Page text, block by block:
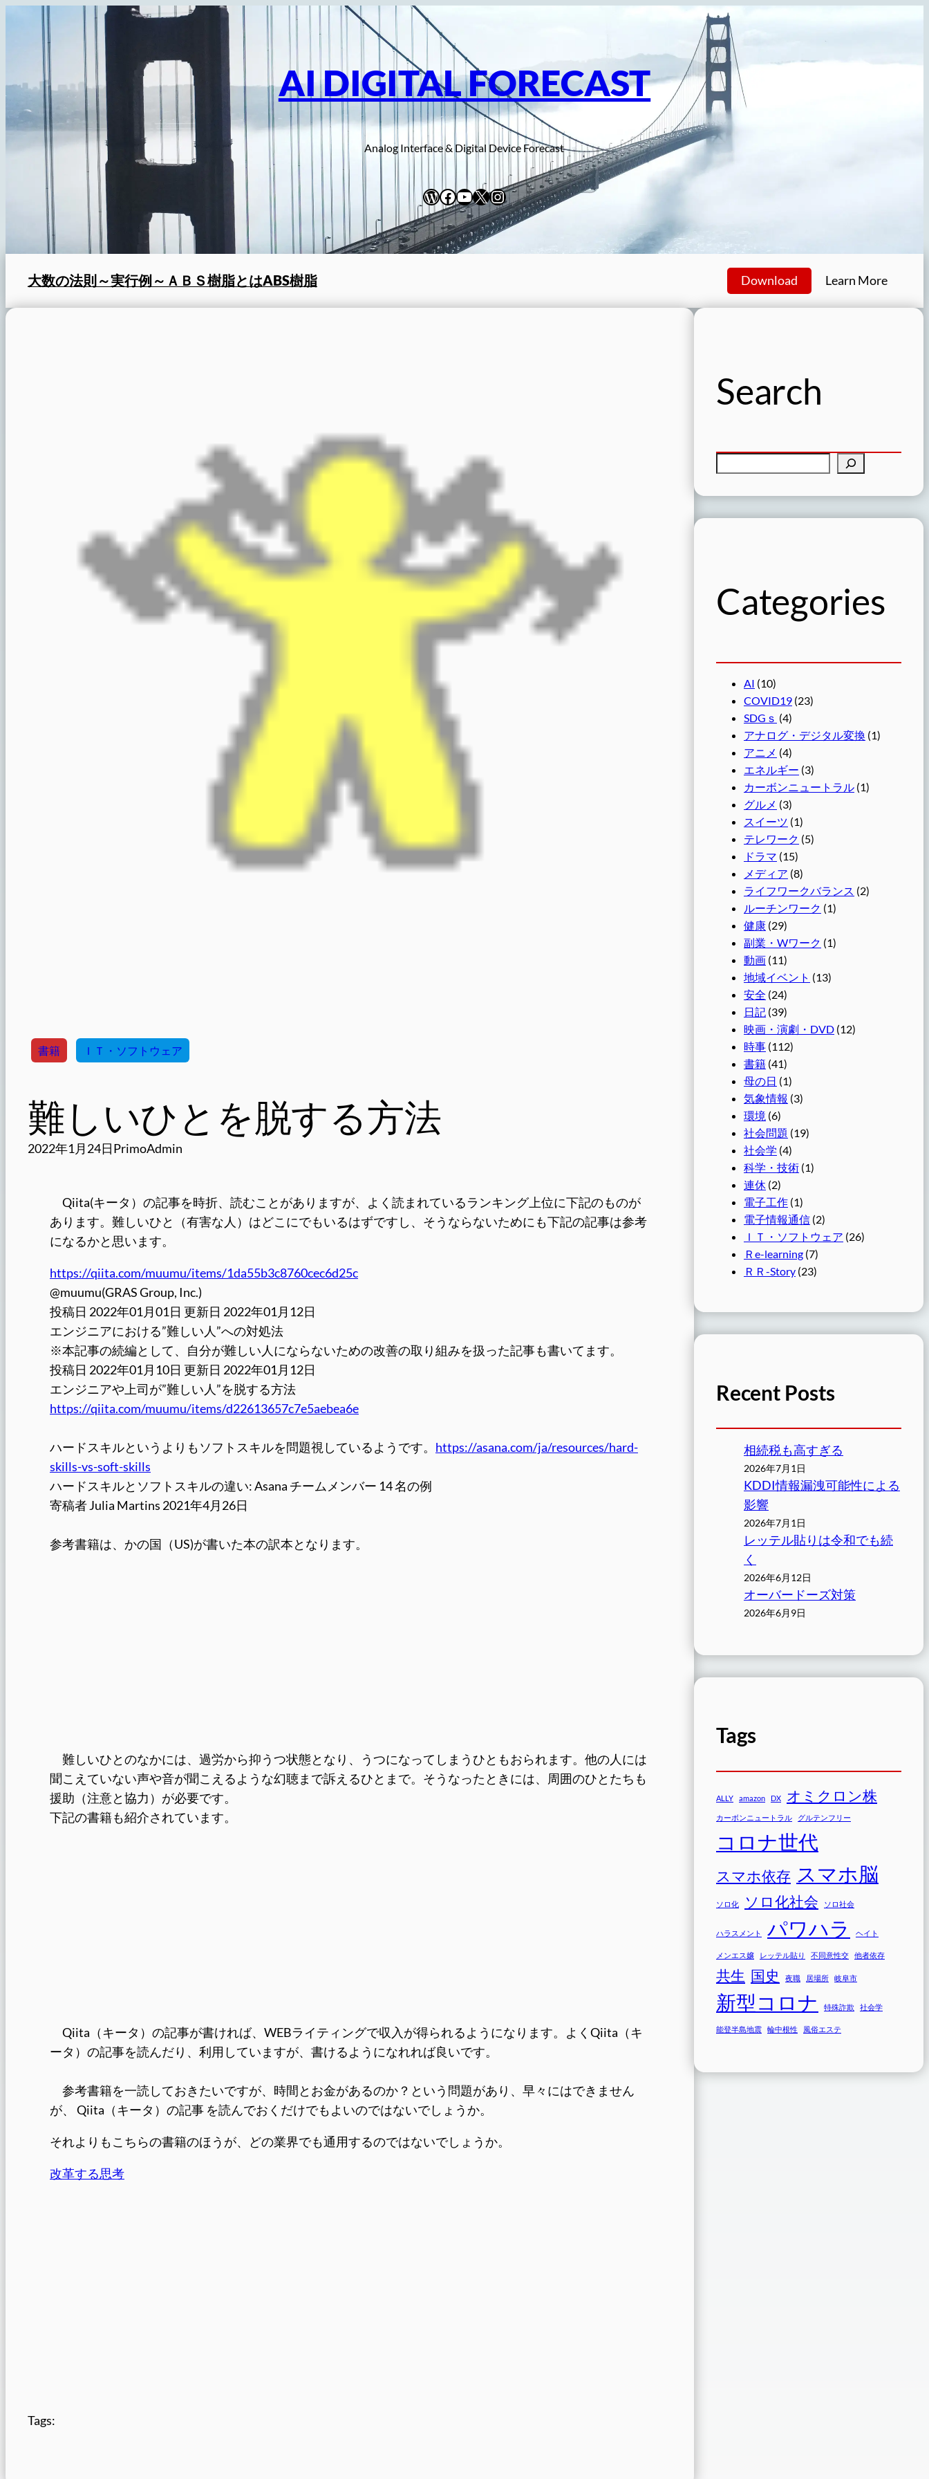
プ
AI DIGITAL FORECAST
Analog Interface & Digital Device Forecast
WordPress
Facebook
YouTube
X Instagram
大数の法則～実行例～ ＡＢＳ樹脂とはABS樹脂 Download Learn More
書籍 ＩＴ・ソフトウェア
難しいひとを脱する方法
2022年1月24日PrimoAdmin
Qiita(キータ）の記事を時折、読むことがありますが、よく読まれているランキング上位に下記のものが
あります。難しいひと（有害な人）はどこにでもいるはずですし、そうならないためにも下記の記事は参考
になるかと思います。
https://qiita.com/muumu/items/1da55b3c8760cec6d25c
@muumu(GRAS Group, Inc.)
投稿日 2022年01月01日 更新日 2022年01月12日
エンジニアにおける”難しい人”への対処法
※本記事の続編として、自分が難しい人にならないための改善の取り組みを扱った記事も書いてます。
投稿日 2022年01月10日 更新日 2022年01月12日
エンジニアや上司が”難しい人”を脱する方法
https://qiita.com/muumu/items/d22613657c7e5aebea6e
ハードスキルというよりもソフトスキルを問題視しているようです。 https://asana.com/ja/resources/hard-
skills-vs-soft-skills
ハードスキルとソフトスキルの違い: Asana チームメンバー 14 名の例
寄稿者 Julia Martins 2021年4月26日
参考書籍は、かの国（US)が書いた本の訳本となります。
難しいひとのなかには、過労から抑うつ状態となり、うつになってしまうひともおられます。他の人には
聞こえていない声や音が聞こえるような幻聴まで訴えるひとまで。そうなったときには、周囲のひとたちも
援助（注意と協力）が必要です。
下記の書籍も紹介されています。
Qiita（キータ）の記事が書ければ、WEBライティングで収入が得られるようになります。よくQiita（キ
ータ）の記事を読んだり、利用していますが、書けるようになれれば良いです。
参考書籍を一読しておきたいですが、時間とお金があるのか？という問題があり、早々にはできません
が、 Qiita（キータ）の記事 を読んでおくだけでもよいのではないでしょうか。
それよりもこちらの書籍のほうが、どの業界でも通用するのではないでしょうか。
改革する思考
Tags:
Search
Categories
AI (10)
COVID19 (23)
SDGｓ (4)
アナログ・デジタル変換 (1)
アニメ (4)
エネルギー (3)
カーボンニュートラル (1)
グルメ (3)
スイーツ (1)
テレワーク (5)
ドラマ (15)
メディア (8)
ライフワークバランス (2)
ルーチンワーク (1)
健康 (29)
副業・Wワーク (1)
動画 (11)
地域イベント (13)
安全 (24)
日記 (39)
映画・演劇・DVD (12)
時事 (112)
書籍 (41)
母の日 (1)
気象情報 (3)
環境 (6)
社会問題 (19)
社会学 (4)
科学・技術 (1)
連休 (2)
電子工作 (1)
電子情報通信 (2)
ＩＴ・ソフトウェア (26)
Ｒe-learning (7)
ＲＲ-Story (23)
Recent Posts
相続税も高すぎる
2026年7月1日
KDDI情報漏洩可能性による
影響
2026年7月1日
レッテル貼りは令和でも続
く
2026年6月12日
オーバードーズ対策
2026年6月9日
Tags
ALLY amazon DX オミクロン株
カーボンニュートラル グルテンフリー
コロナ世代
スマホ依存 スマホ脳
ソロ化 ソロ化社会 ソロ社会
ハラスメント パワハラ ヘイト
メンエス嬢 レッテル貼り 不同意性交 他者依存
共生 国史 夜職 居場所 岐阜市
新型コロナ 特殊詐欺 社会学
能登半島地震 輪中根性 風俗エステ